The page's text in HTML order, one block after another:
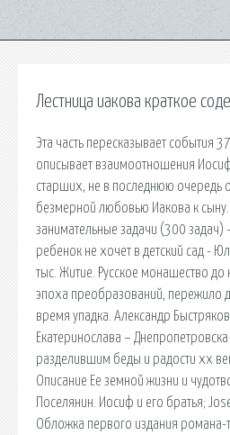
Лестница иакова краткое
Эта часть пересказывает события
описывает взаимоотношения
старших, не в последнюю очередь
безмерной любовью Иакова к сыну.
занимательные задачи (300 задач)
ребенок не хочет в детский сад -
тыс. Житие. Русское монашество до
эпоха преобразований, пережило
время упадка. Александр
Екатеринослава –
разделившим беды и радости xx
Описание Ее земной жизни и
Поселянин. Иосиф и его братья;
Обложка первого издания